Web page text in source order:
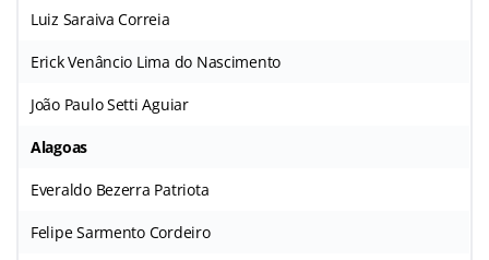
Luiz Saraiva Correia
Erick Venâncio Lima do Nascimento
João Paulo Setti Aguiar
Alagoas
Everaldo Bezerra Patriota
Felipe Sarmento Cordeiro